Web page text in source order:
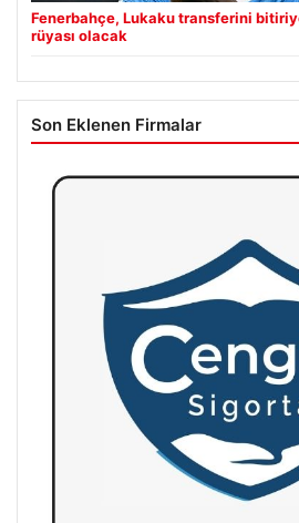
Fenerbahçe, Lukaku transferini
rüyası olacak
Son Eklenen Firmalar